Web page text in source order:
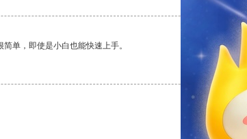
单，即使是小白也能快速上手。